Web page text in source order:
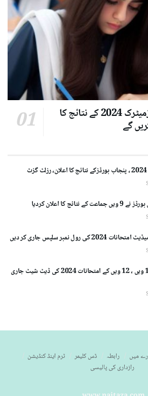
پنجاب، تعلیمی بورڈزمیٹرک 2024 کے نتائج کا
کا اعلان کردیا
کی رول نمبر سلپس جاری کر دیں
فیڈرل بورڈ نے 11 ویں ، 12 ویں کے امتحانات 2024 کی ڈیٹ شیٹ جاری
میں رابطہ ڈس کلیمر
ٹرم اینڈ کنڈیشن
رازداری کی پالیسی